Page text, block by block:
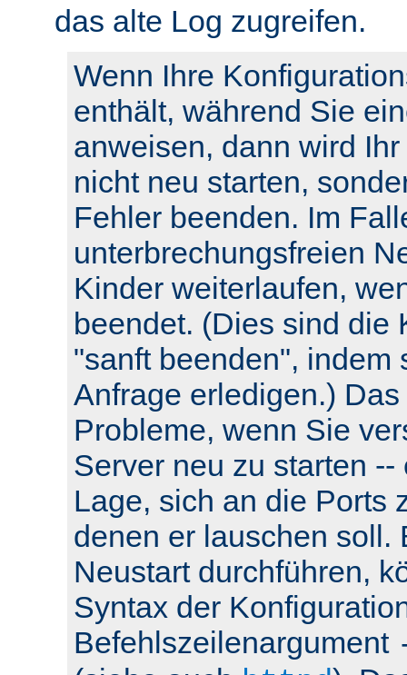
das alte Log zugreifen.
Wenn Ihre
enthält, während Sie
anweisen, dann wird
nicht neu starten,
Fehler beenden. Im
unterbrechungsfreien
Kinder weiterlaufen,
beendet. (Dies sind die
"sanft beenden", indem
Anfrage erledigen.)
Probleme, wenn Sie
Server neu zu starten
Lage, sich an die Ports
denen er lauschen soll.
Neustart durchführen,
Syntax der
Befehlszeilenargument